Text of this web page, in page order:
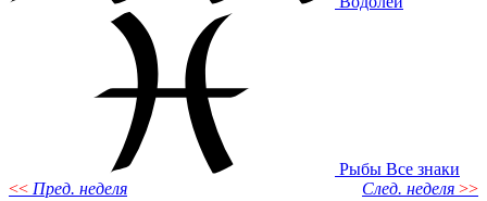
Рыбы Все знаки
<< Пред. неделя След. неделя >>